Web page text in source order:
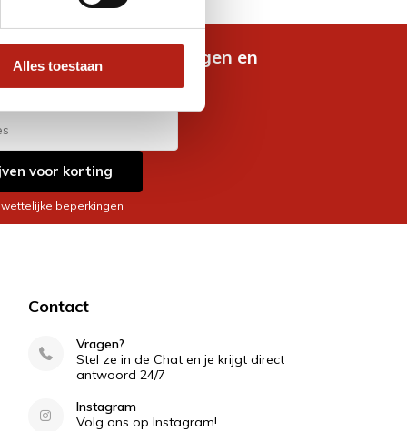
Alles toestaan
nieuwste aanbiedingen en
voor korting
beperkingen
Contact
Vragen?
Stel ze in de Chat en je krijgt direct
antwoord 24/7
Instagram
Volg ons op Instagram!